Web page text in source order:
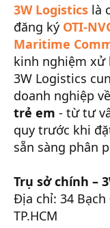
3W Logistics là
đăng ký OTI-
Maritime
kinh nghiệm xử
3W Logistics
doanh nghiệp về
trẻ em - từ tư
quy trước khi
sẵn sàng phân
Trụ sở chính –
Địa chỉ: 34
TP.HCM